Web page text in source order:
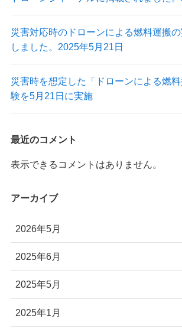
Blog
国産産業用ドローン販売
災害対応時のドローンによる燃料運搬
しました。2025年5月21日
災害時を想定した「ドローンによる燃
験を5月21日に実施
最近のコメント
表示できるコメントはありません。
アーカイブ
2026年5月
2025年6月
2025年5月
2025年1月